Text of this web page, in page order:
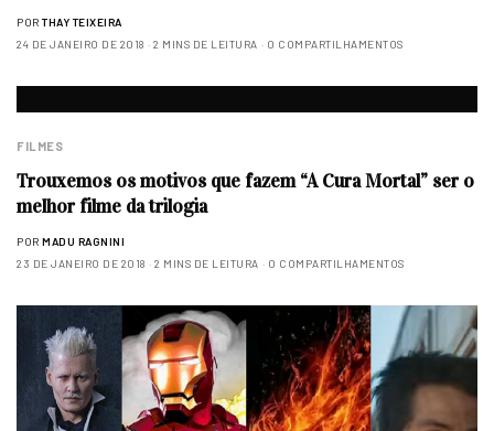
POR THAY TEIXEIRA
24 DE JANEIRO DE 2018
2 MINS DE LEITURA 0 COMPARTILHAMENTOS
FILMES
Trouxemos os motivos que fazem “A Cura Mortal” ser o
melhor filme da trilogia
POR MADU RAGNINI
23 DE JANEIRO DE 2018
2 MINS DE LEITURA 0 COMPARTILHAMENTOS